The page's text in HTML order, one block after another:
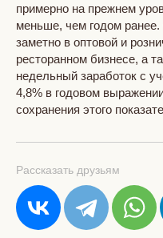
примерно на прежнем
меньше, чем годом
заметно в оптовой и
ресторанном бизнесе, а
недельный заработок с
4,8% в годовом
сохранения этого
Рассказать друзьям